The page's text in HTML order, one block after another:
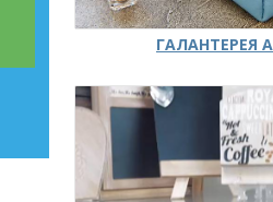
ГАЛАНТЕРЕЯ